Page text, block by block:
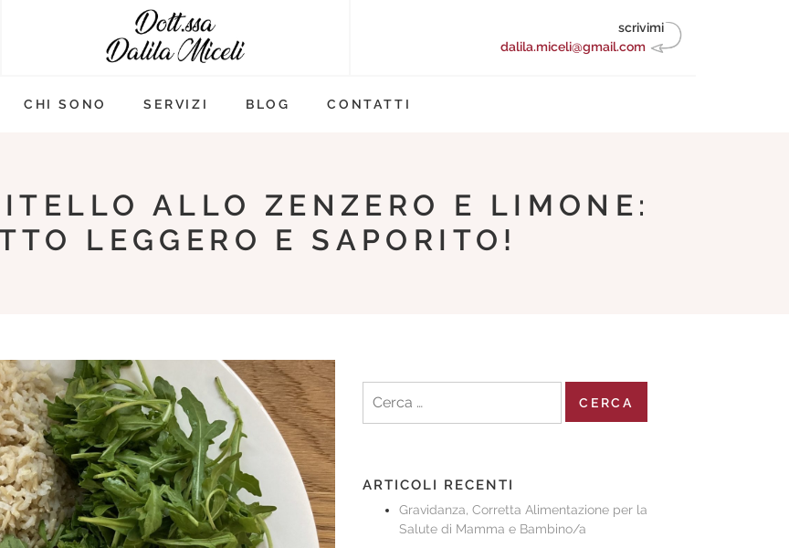
scrivimi
dalila.miceli@gmail.com
CHI SONO SERVIZI BLOG CONTATTI
ALLO ZENZERO E LIMONE:
LEGGERO E SAPORITO!
ARTICOLI RECENTI
Gravidanza, Corretta Alimentazione per la
Salute di Mamma e Bambino/a